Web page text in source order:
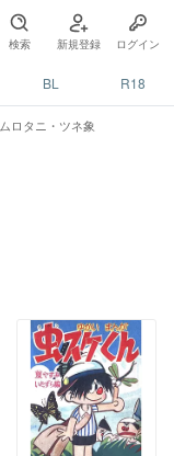
検索 新規登録 ログイン
BL R18
ムロタニ・ツネ象